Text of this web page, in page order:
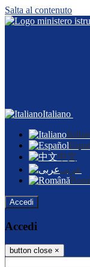
Salta al contenuto
Italiano
中文
عربى
Accedi
Accedi
button close ×